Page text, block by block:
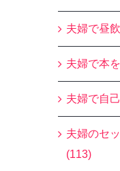
夫婦で昼
夫婦で本
夫婦で自
夫婦のセ
(113)